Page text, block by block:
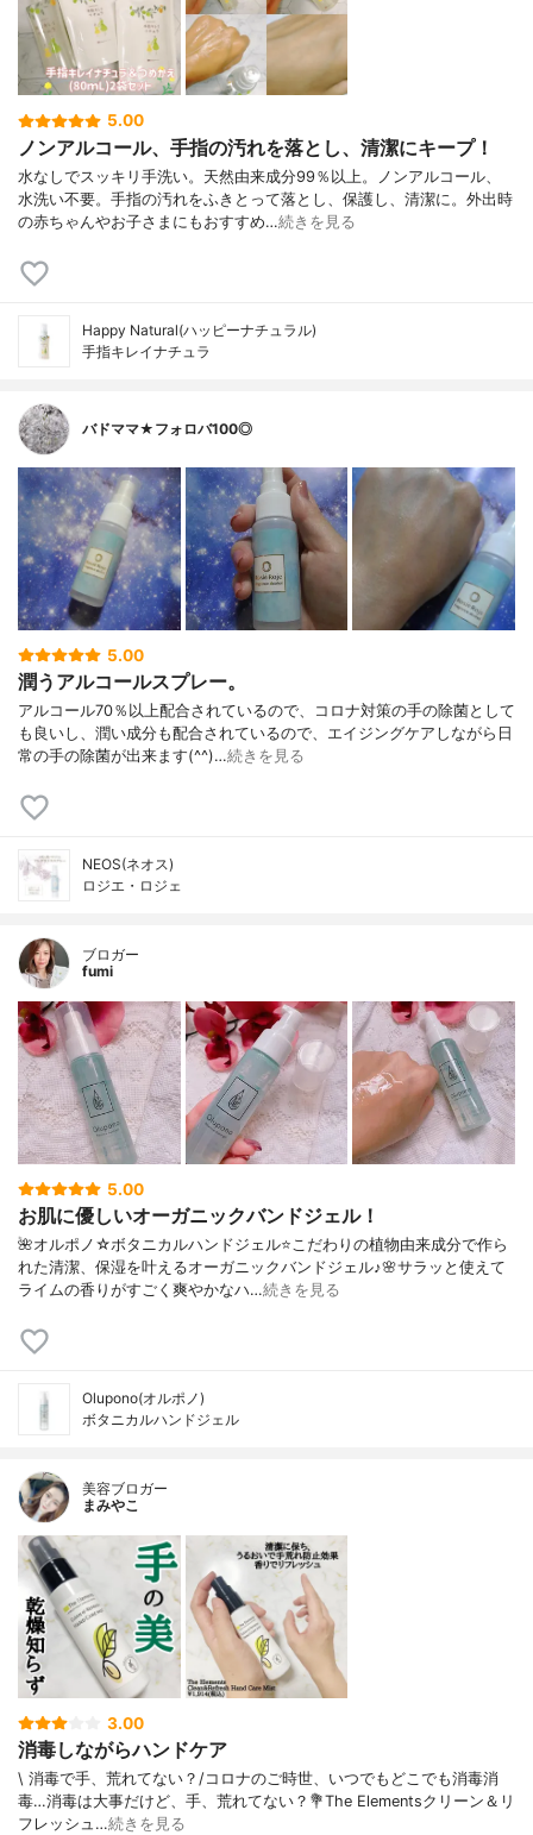
5.00
ノンアルコール、手指の汚れを落とし、清潔にキープ！
水なしでスッキリ手洗い。天然由来成分99％以上。ノンアルコール、
水洗い不要。手指の汚れをふきとって落とし、保護し、清潔に。外出時
の赤ちゃんやお子さまにもおすすめ…続きを見る
Happy Natural(ハッピーナチュラル)
手指キレイナチュラ
バドママ★フォロバ100◎
5.00
潤うアルコールスプレー。
アルコール70％以上配合されているので、コロナ対策の手の除菌として
も良いし、潤い成分も配合されているので、エイジングケアしながら日
常の手の除菌が出来ます(^^)…続きを見る
NEOS(ネオス)
ロジエ・ロジェ
ブロガー
fumi
5.00
お肌に優しいオーガニックバンドジェル！
🌺オルポノ☆ボタニカルハンドジェル⭐️こだわりの植物由来成分で作ら
れた清潔、保湿を叶えるオーガニックバンドジェル♪🌸サラッと使えて
ライムの香りがすごく爽やかなハ…続きを見る
Olupono(オルポノ)
ボタニカルハンドジェル
美容ブロガー
まみやこ
3.00
消毒しながらハンドケア
\ 消毒で手、荒れてない？/⁡⁡コロナのご時世、いつでもどこでも消毒消
毒…消毒は大事だけど、手、荒れてない？⁡⁡💐The Elementsクリーン＆リ
フレッシュ…続きを見る